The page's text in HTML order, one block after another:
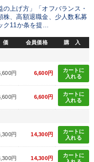
上げ方」「オフバランス・
株、高額退職金、少人数私募
ク11か条を提...
価 会員価格 購 入
円 6,600円
カートに
入れる
円 6,600円
カートに
入れる
円 14,300円
カートに
入れる
円 14,300円
カートに